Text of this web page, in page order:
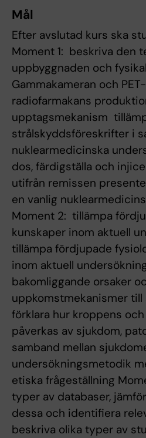
Mål
Efter avslutad kurs ska
Moment 1:  beskriva den
uppbyggnaden och
Gammakameran och
radiofarmakans
upptagsmekanism 
strålskyddsföreskrifter i
nuklearmedicinska
dos, färdigställa och
utifrån remissen
en vanlig
Moment 2:  tillämpa
kunskaper inom aktuell
tillämpa fördjupade
inom aktuell
bakomliggande orsaker
uppkomstmekanismer till
förklara hur kroppens
påverkas av sjukdom,
samband mellan
undersökningsmetodik
etiska frågeställning
typer av databaser,
dessa och identifiera
beskriva olika typer av